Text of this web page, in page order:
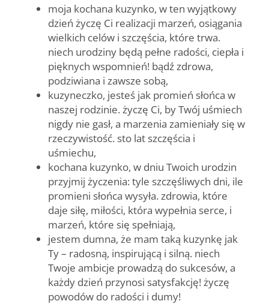
moja kochana kuzynko, w ten wyjątkowy
dzień życzę Ci realizacji marzeń, osiągania
wielkich celów i szczęścia, które trwa.
niech urodziny będą pełne radości, ciepła i
pięknych wspomnień! bądź zdrowa,
podziwiana i zawsze sobą,
kuzyneczko, jesteś jak promień słońca w
naszej rodzinie. życzę Ci, by Twój uśmiech
nigdy nie gasł, a marzenia zamieniały się w
rzeczywistość. sto lat szczęścia i
uśmiechu,
kochana kuzynko, w dniu Twoich urodzin
przyjmij życzenia: tyle szczęśliwych dni, ile
promieni słońca wysyła. zdrowia, które
daje siłę, miłości, która wypełnia serce, i
marzeń, które się spełniają,
jestem dumna, że mam taką kuzynkę jak
Ty – radosną, inspirującą i silną. niech
Twoje ambicje prowadzą do sukcesów, a
każdy dzień przynosi satysfakcję! życzę
powodów do radości i dumy!